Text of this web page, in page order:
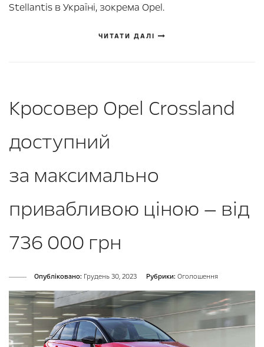
Stellantis в Україні, зокрема Opel.
ЧИТАТИ ДАЛІ
Кросовер Opel Crossland
доступний
за максимально
привабливою ціною — від
736 000 грн
Опубліковано: Грудень 30, 2023 Рубрики: Оголошення